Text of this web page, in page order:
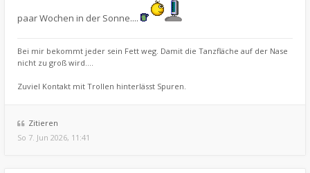
paar Wochen in der Sonne....
Bei mir bekommt jeder sein Fett weg. Damit die Tanzfläche auf der Nase
nicht zu groß wird....
Zuviel Kontakt mit Trollen hinterlässt Spuren.
Zitieren
So 7. Jun 2026, 11:41